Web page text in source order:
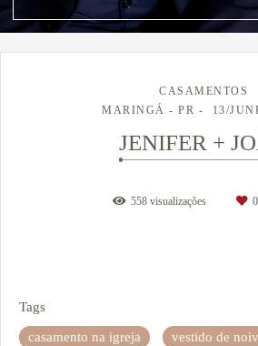
CASAMENTOS
MARINGÁ - PR
13/
JENIFER +
558 visualizações 0
Tags
casamento na igreja
vestido de